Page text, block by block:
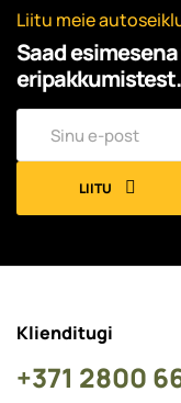
Liitu meie
Saad
eripakkumistest.
LIITU
Klienditugi
+371 2800